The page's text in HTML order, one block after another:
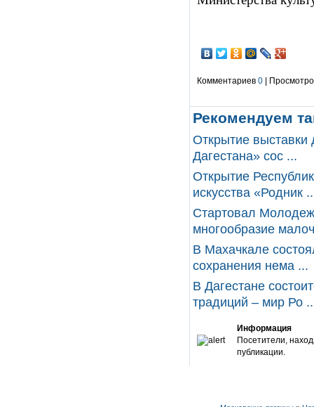
Комментариев 0 |
Рекомендуем
Открытие выставки
Дагестана» сос ...
Открытие
искусства «Родник
Стартовал
многообразие
В Махачкале
сохранения нема ...
В Дагестане
традиций – мир Ро
Информация
Посетители,
публикации.